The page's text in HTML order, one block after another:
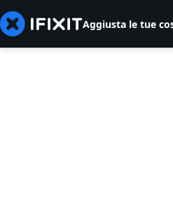
Aggiusta le tue